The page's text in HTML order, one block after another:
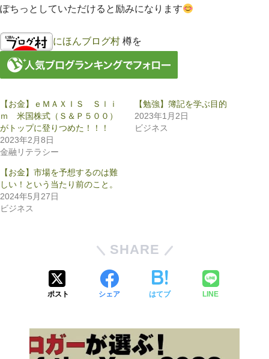
ぽちっとしていただけると励みになります
にほんブログ村 樽を
【お金】ｅＭＡＸＩＳ Ｓｌｉ
ｍ 米国株式（Ｓ＆Ｐ５００）
がトップに登りつめた！！！
2023年2月8日
金融リテラシー
【勉強】簿記を学ぶ目的
2023年1月2日
ビジネス
【お金】市場を予想するのは難
しい！という当たり前のこと。
2024年5月27日
ビジネス
SHARE
ポスト シェア はてブ LINE